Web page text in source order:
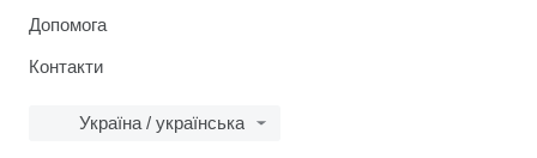
Допомога
Контакти
Україна / українська